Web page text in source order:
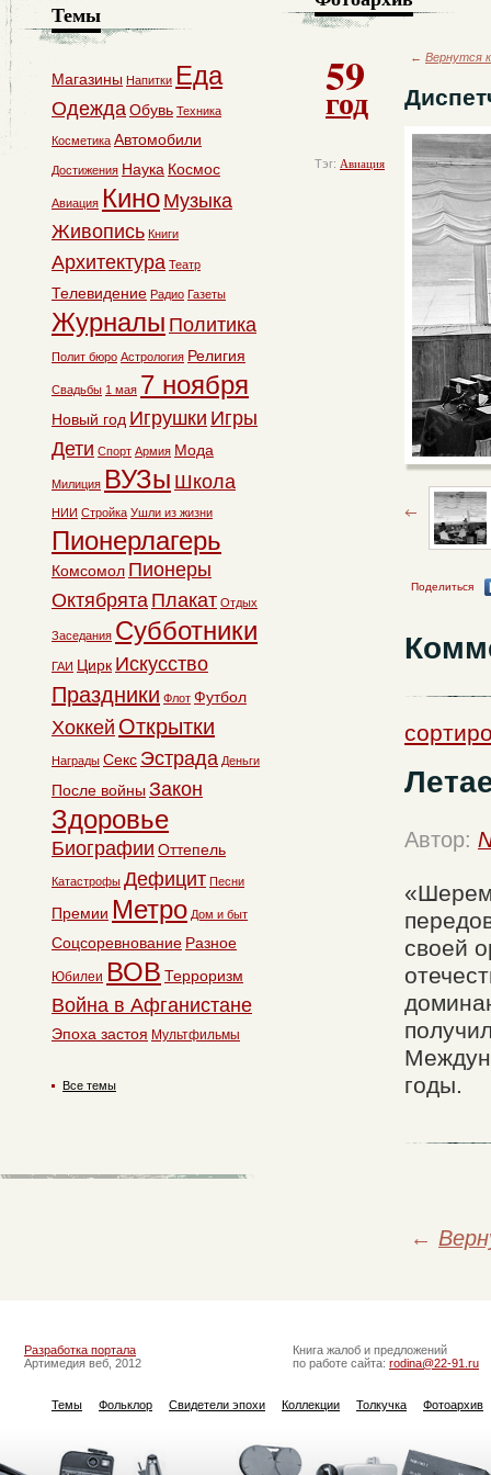
59
год
Тэг: Авиация
← Вернутся
Поделиться
Автор:
своей
годы.
←
Темы
Магазины Напитки Еда
ОдеждаОбувь Техника
Косметика Автомобили
Достижения Наука Космос
Авиация Кино Музыка
Живопись Книги
Архитектура Театр
Телевидение Радио Газеты
Журналы Политика
Полит бюро Астрология Религия
Свадьбы 1 мая 7 ноября
Новый год Игрушки Игры
Дети Спорт Армия Мода
Милиция ВУЗы Школа
НИИ Стройка Ушли из жизни
Пионерлагерь
Комсомол Пионеры
Октябрята Плакат Отдых
Заседания Субботники
ГАИ Цирк Искусство
Праздники Флот Футбол
Хоккей Открытки
Награды Секс Эстрада Деньги
После войны Закон
Здоровье
Биографии Оттепель
Катастрофы Дефицит Песни
Премии Метро Дом и быт
Соцсоревнование Разное
Юбилеи ВОВ Терроризм
Война в Афганистане
Эпоха застоя Мультфильмы
Все темы
Разработка портала
Артимедия веб, 2012
Книга жалоб и предложений
по работе сайта: rodina@22-91.ru
Темы Фольклор Свидетели эпохи Коллекции Толкучка Фотоархив